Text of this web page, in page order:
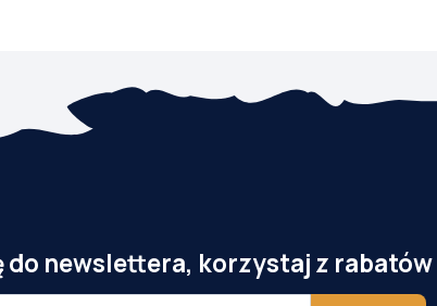
do newslettera, korzystaj z rabatów